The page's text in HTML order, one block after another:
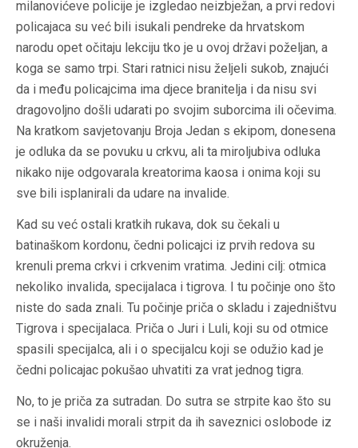
milanovićeve policije je izgledao neizbježan, a prvi redovi
policajaca su već bili isukali pendreke da hrvatskom
narodu opet očitaju lekciju tko je u ovoj državi poželjan, a
koga se samo trpi. Stari ratnici nisu željeli sukob, znajući
da i među policajcima ima djece branitelja i da nisu svi
dragovoljno došli udarati po svojim suborcima ili očevima.
Na kratkom savjetovanju Broja Jedan s ekipom, donesena
je odluka da se povuku u crkvu, ali ta miroljubiva odluka
nikako nije odgovarala kreatorima kaosa i onima koji su
sve bili isplanirali da udare na invalide.
Kad su već ostali kratkih rukava, dok su čekali u
batinaškom kordonu, čedni policajci iz prvih redova su
krenuli prema crkvi i crkvenim vratima. Jedini cilj: otmica
nekoliko invalida, specijalaca i tigrova. I tu počinje ono što
niste do sada znali. Tu počinje priča o skladu i zajedništvu
Tigrova i specijalaca. Priča o Juri i Luli, koji su od otmice
spasili specijalca, ali i o specijalcu koji se odužio kad je
čedni policajac pokušao uhvatiti za vrat jednog tigra.
No, to je priča za sutradan. Do sutra se strpite kao što su
se i naši invalidi morali strpit da ih saveznici oslobode iz
okruženja.